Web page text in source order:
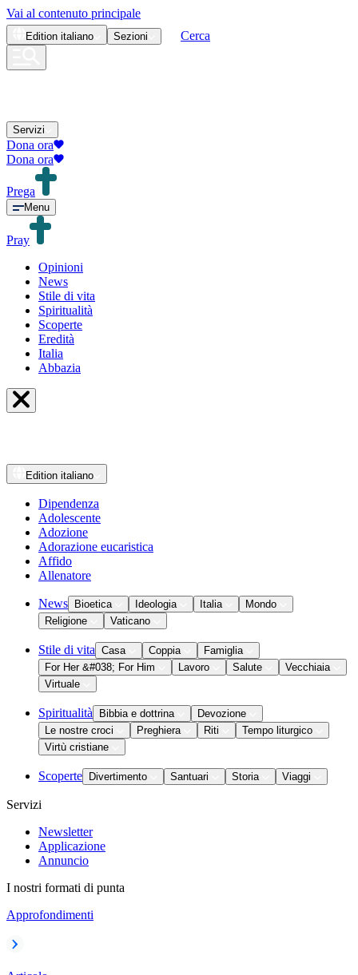
Vai al contenuto principale
Edition italiano Sezioni Cerca
Servizi
Dona ora
Dona ora
Prega
Menu
Pray
Opinioni
News
Stile di vita
Spiritualità
Scoperte
Eredità
Italia
Abbazia
Edition italiano
Dipendenza
Adolescente
Adozione
Adorazione eucaristica
Affido
Allenatore
News Bioetica Ideologia Italia
Mondo
Religione
Vaticano
Stile di vita Casa Coppia
Famiglia
For Her &#038; For Him
Lavoro Salute
Vecchiaia
Virtuale
Spiritualità Bibbia e dottrina
Devozione
Le nostre croci
Preghiera Riti
Tempo liturgico
Virtù cristiane
Scoperte Divertimento Santuari Storia Viaggi
Servizi
Newsletter
Applicazione
Annuncio
I nostri formati di punta
Approfondimenti